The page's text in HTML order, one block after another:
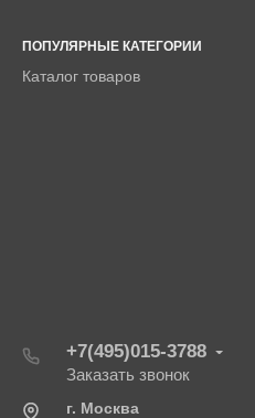
ПОПУЛЯРНЫЕ КАТЕГОРИИ
Каталог товаров
+7(495)015-3788
Заказать звонок
г. Москва